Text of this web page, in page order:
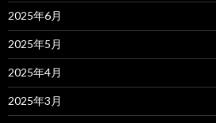
2025年6月
2025年5月
2025年4月
2025年3月